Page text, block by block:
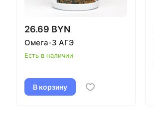
26.69 BYN
Омега-3 АГЭ
Есть в наличии
В корзину